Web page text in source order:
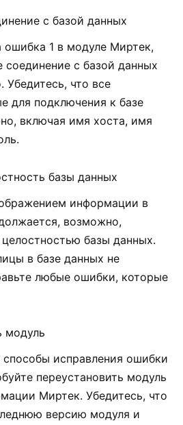
с базой данных
ошибка 1 в модуле Миртек,
соединение с базой данных
Убедитесь, что все
для подключения к базе
включая имя хоста, имя
базы данных
информации в
возможно,
базы данных.
в базе данных не
любые ошибки, которые
модуль
способы исправления ошибки
переустановить модуль
Миртек. Убедитесь, что
версию модуля и